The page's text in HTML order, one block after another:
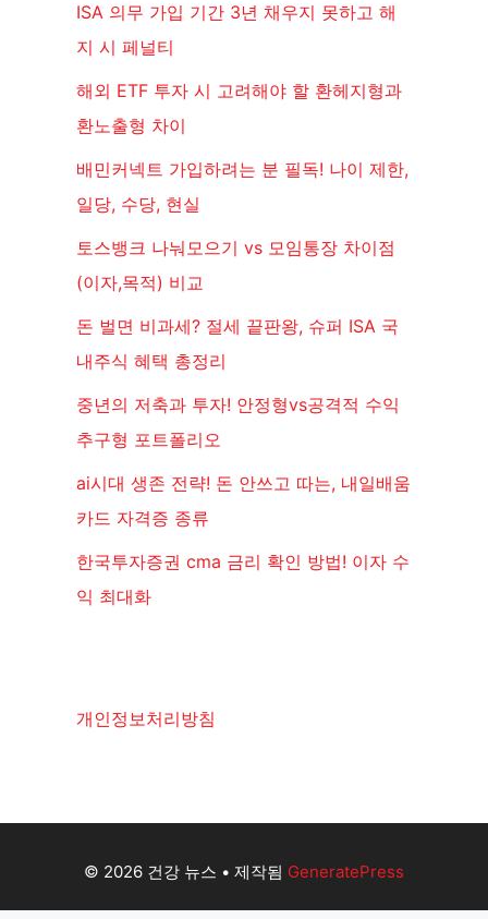
ISA 의무 가입 기간 3년 채우지 못하고 해
지 시 페널티
해외 ETF 투자 시 고려해야 할 환헤지형과
환노출형 차이
배민커넥트 가입하려는 분 필독! 나이 제한,
일당, 수당, 현실
토스뱅크 나눠모으기 vs 모임통장 차이점
(이자,목적) 비교
돈 벌면 비과세? 절세 끝판왕, 슈퍼 ISA 국
내주식 혜택 총정리
중년의 저축과 투자! 안정형vs공격적 수익
추구형 포트폴리오
ai시대 생존 전략! 돈 안쓰고 따는, 내일배움
카드 자격증 종류
한국투자증권 cma 금리 확인 방법! 이자 수
익 최대화
개인정보처리방침
© 2026 건강 뉴스 • 제작됨 GeneratePress